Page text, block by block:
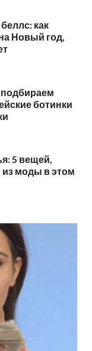
как
Новый год,
ботинки
5 вещей,
моды в этом